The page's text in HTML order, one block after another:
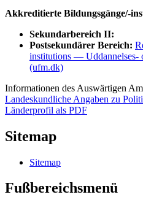
Akkreditierte Bildungsgänge/-
Sekundarbereich II:
Postsekundärer Bereich:
institutions — Uddannelses-
(ufm.dk)
Informationen des Auswärtigen
Landeskundliche Angaben zu
Länderprofil als PDF
Sitemap
Sitemap
Fußbereichsmenü